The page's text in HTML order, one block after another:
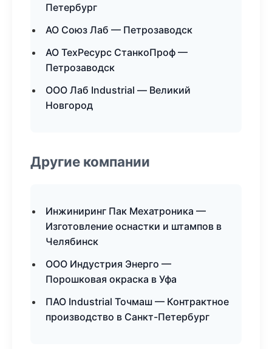
Петербург
АО Союз Лаб — Петрозаводск
АО ТехРесурс СтанкоПроф —
Петрозаводск
ООО Лаб Industrial — Великий
Новгород
Другие компании
Инжиниринг Пак Мехатроника —
Изготовление оснастки и штампов в
Челябинск
ООО Индустрия Энерго —
Порошковая окраска в Уфа
ПАО Industrial Точмаш — Контрактное
производство в Санкт-Петербург